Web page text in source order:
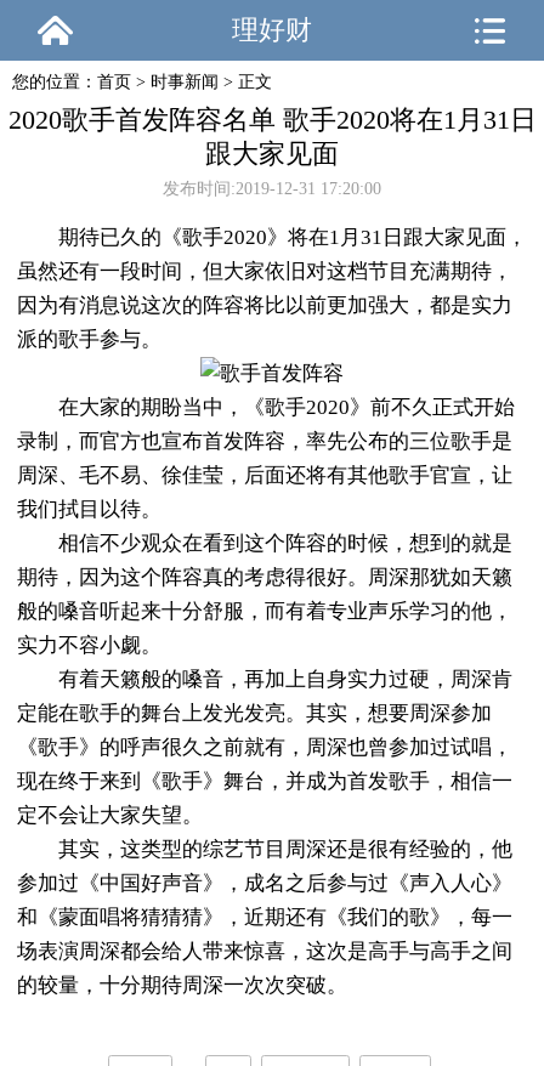
理好财
您的位置： 首页 > 时事新闻 > 正文
2020歌手首发阵容名单 歌手2020将在1月31日
跟大家见面
发布时间:2019-12-31 17:20:00
期待已久的《歌手2020》将在1月31日跟大家见面，
虽然还有一段时间，但大家依旧对这档节目充满期待，
因为有消息说这次的阵容将比以前更加强大，都是实力
派的歌手参与。
在大家的期盼当中，《歌手2020》前不久正式开始
录制，而官方也宣布首发阵容，率先公布的三位歌手是
周深、毛不易、徐佳莹，后面还将有其他歌手官宣，让
我们拭目以待。
相信不少观众在看到这个阵容的时候，想到的就是
期待，因为这个阵容真的考虑得很好。周深那犹如天籁
般的嗓音听起来十分舒服，而有着专业声乐学习的他，
实力不容小觑。
有着天籁般的嗓音，再加上自身实力过硬，周深肯
定能在歌手的舞台上发光发亮。其实，想要周深参加
《歌手》的呼声很久之前就有，周深也曾参加过试唱，
现在终于来到《歌手》舞台，并成为首发歌手，相信一
定不会让大家失望。
其实，这类型的综艺节目周深还是很有经验的，他
参加过《中国好声音》，成名之后参与过《声入人心》
和《蒙面唱将猜猜猜》，近期还有《我们的歌》，每一
场表演周深都会给人带来惊喜，这次是高手与高手之间
的较量，十分期待周深一次次突破。